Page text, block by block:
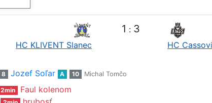
HC KLIVENT Slanec
1 : 3
HC
8 Jozef Soľar A 10 Michal Tomčo
2min Faul kolenom